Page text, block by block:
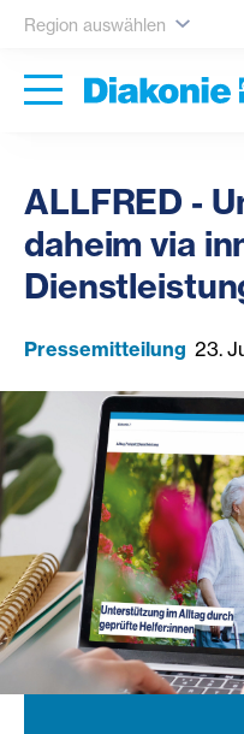
Region auswählen
ALLFRED -
daheim via
Pressemitteilung 23.